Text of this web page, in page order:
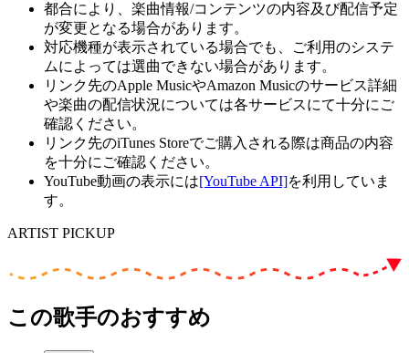
都合により、楽曲情報/コンテンツの内容及び配信予定
が変更となる場合があります。
対応機種が表示されている場合でも、ご利用のシステ
ムによっては選曲できない場合があります。
リンク先のApple MusicやAmazon Musicのサービス詳細
や楽曲の配信状況については各サービスにて十分にご
確認ください。
リンク先のiTunes Storeでご購入される際は商品の内容
を十分にご確認ください。
YouTube動画の表示には[YouTube API]を利用していま
す。
ARTIST PICKUP
この歌手のおすすめ